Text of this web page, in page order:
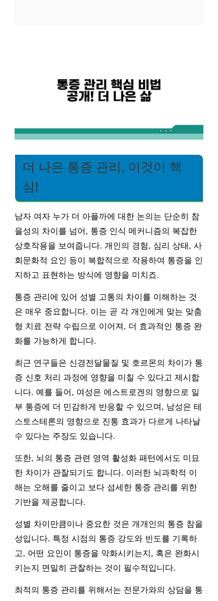
더 나은 통증 관리, 이것이 핵
심!
남자 여자 누가 더 아플까에 대한 논의는 단순히 참
을성의 차이를 넘어, 통증 인식 메커니즘의 복잡한
상호작용을 보여줍니다. 개인의 경험, 심리 상태, 사
회문화적 요인 등이 복합적으로 작용하여 통증을 인
지하고 표현하는 방식에 영향을 미치죠.
통증 관리에 있어 성별 고통의 차이를 이해하는 것
은 매우 중요합니다. 이는 곧 각 개인에게 맞는 맞춤
형 치료 전략 수립으로 이어져, 더 효과적인 통증 완
화를 가능하게 합니다.
최근 연구들은 신경전달물질 및 호르몬의 차이가 통
증 신호 처리 과정에 영향을 미칠 수 있다고 제시합
니다. 예를 들어, 여성은 에스트로겐의 영향으로 일
부 통증에 더 민감하게 반응할 수 있으며, 남성은 테
스토스테론의 영향으로 진통 효과가 다르게 나타날
수 있다는 주장도 있습니다.
또한, 뇌의 통증 관련 영역 활성화 패턴에서도 미묘
한 차이가 관찰되기도 합니다. 이러한 뇌과학적 이
해는 오해를 줄이고 보다 섬세한 통증 관리를 위한
기반을 제공합니다.
성별 차이만큼이나 중요한 것은 개개인의 통증 참을
성입니다. 특정 시점의 통증 강도와 빈도를 기록하
고, 어떤 요인이 통증을 악화시키는지, 혹은 완화시
키는지 면밀히 관찰하는 것이 필수적입니다.
최적의 통증 관리를 위해서는 전문가와의 상담을 통